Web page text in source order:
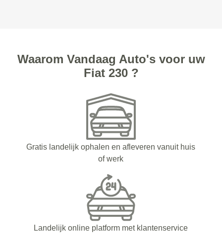
Waarom Vandaag Auto's voor uw
Fiat 230 ?
Gratis landelijk ophalen en afleveren vanuit huis
of werk
Landelijk online platform met klantenservice